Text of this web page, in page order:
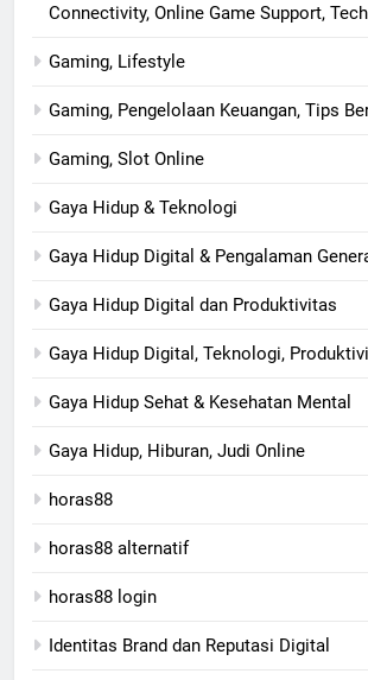
Connectivity, Online Game Support,
Gaming, Lifestyle
Gaming, Pengelolaan Keuangan, Tips
Gaming, Slot Online
Gaya Hidup & Teknologi
Gaya Hidup Digital & Pengalaman
Gaya Hidup Digital dan Produktivitas
Gaya Hidup Digital, Teknologi,
Gaya Hidup Sehat & Kesehatan Mental
Gaya Hidup, Hiburan, Judi Online
horas88
horas88 alternatif
horas88 login
Identitas Brand dan Reputasi Digital